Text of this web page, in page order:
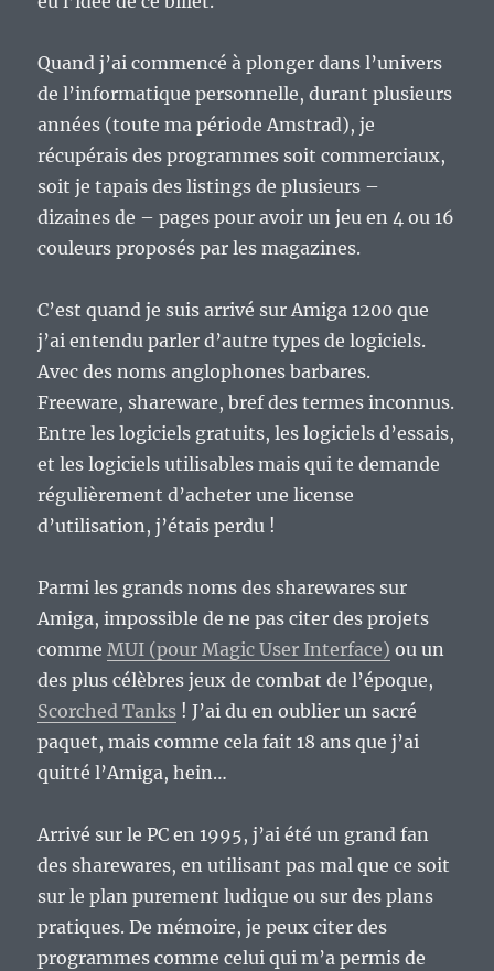
Quand j’ai commencé à plonger dans l’univers
de l’informatique personnelle, durant plusieurs
années (toute ma période Amstrad), je
récupérais des programmes soit commerciaux,
soit je tapais des listings de plusieurs –
dizaines de – pages pour avoir un jeu en 4 ou 16
couleurs proposés par les magazines.
C’est quand je suis arrivé sur Amiga 1200 que
j’ai entendu parler d’autre types de logiciels.
Avec des noms anglophones barbares.
Freeware, shareware, bref des termes inconnus.
Entre les logiciels gratuits, les logiciels d’essais,
et les logiciels utilisables mais qui te demande
régulièrement d’acheter une license
d’utilisation, j’étais perdu !
Parmi les grands noms des sharewares sur
Amiga, impossible de ne pas citer des projets
commeMUI (pour Magic User Interface) ou un
des plus célèbres jeux de combat de l’époque,
Scorched Tanks ! J’ai du en oublier un sacré
paquet, mais comme cela fait 18 ans que j’ai
quitté l’Amiga, hein…
Arrivé sur le PC en 1995, j’ai été un grand fan
des sharewares, en utilisant pas mal que ce soit
sur le plan purement ludique ou sur des plans
pratiques. De mémoire, je peux citer des
programmes comme celui qui m’a permis de